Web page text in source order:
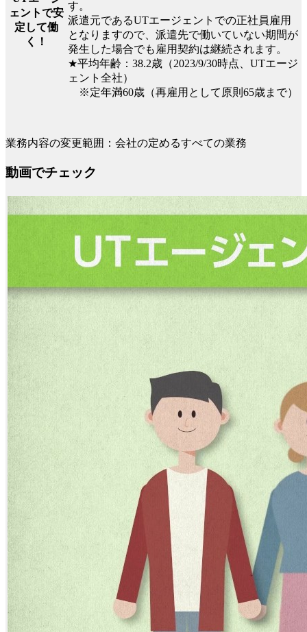
ェントで安
定して働
く！
す。
派遣元であるUTエージェントでの正社員雇用
となりますので、派遣先で働いていない期間が
発生した場合でも雇用契約は継続されます。
★平均年齢：38.2歳（2023/9/30時点、UTエージ
ェント全社）
※定年満60歳（再雇用として原則65歳まで）
業務内容の変更範囲：会社の定めるすべての業務
動画でチェック